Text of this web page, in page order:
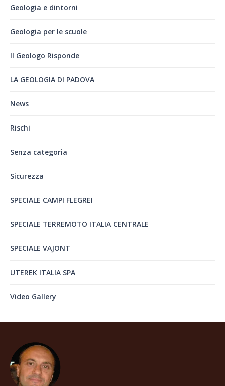
Geologia e dintorni
Geologia per le scuole
Il Geologo Risponde
LA GEOLOGIA DI PADOVA
News
Rischi
Senza categoria
Sicurezza
SPECIALE CAMPI FLEGREI
SPECIALE TERREMOTO ITALIA CENTRALE
SPECIALE VAJONT
UTEREK ITALIA SPA
Video Gallery